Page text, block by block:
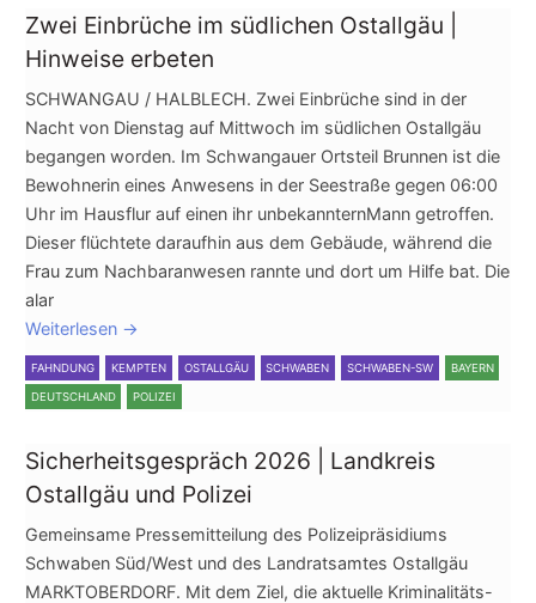
Zwei Einbrüche im südlichen Ostallgäu |
Hinweise erbeten
SCHWANGAU / HALBLECH. Zwei Einbrüche sind in der
Nacht von Dienstag auf Mittwoch im südlichen Ostallgäu
begangen worden. Im Schwangauer Ortsteil Brunnen ist die
Bewohnerin eines Anwesens in der Seestraße gegen 06:00
Uhr im Hausflur auf einen ihr unbekannternMann getroffen.
Dieser flüchtete daraufhin aus dem Gebäude, während die
Frau zum Nachbaranwesen rannte und dort um Hilfe bat. Die
alar
Weiterlesen →
FAHNDUNG KEMPTEN OSTALLGÄU SCHWABEN SCHWABEN-SW BAYERN
DEUTSCHLAND POLIZEI
Sicherheitsgespräch 2026 | Landkreis
Ostallgäu und Polizei
Gemeinsame Pressemitteilung des Polizeipräsidiums
Schwaben Süd/West und des Landratsamtes Ostallgäu
MARKTOBERDORF. Mit dem Ziel, die aktuelle Kriminalitäts-